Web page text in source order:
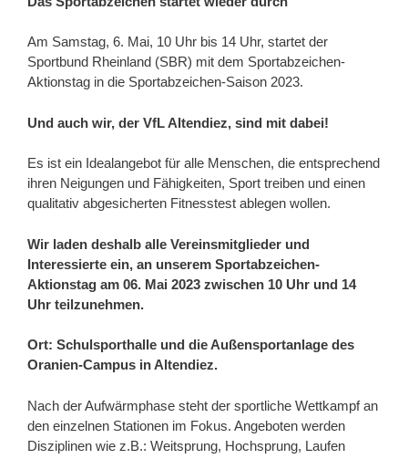
Am Samstag, 6. Mai, 10 Uhr bis 14 Uhr, startet der
Sportbund Rheinland (SBR) mit dem Sportabzeichen-
Aktionstag in die Sportabzeichen-Saison 2023.
Und auch wir, der VfL Altendiez, sind mit dabei!
Es ist ein Idealangebot für alle Menschen, die entsprechend
ihren Neigungen und Fähigkeiten, Sport treiben und einen
qualitativ abgesicherten Fitnesstest ablegen wollen.
Wir laden deshalb alle Vereinsmitglieder und
Interessierte ein, an unserem Sportabzeichen-
Aktionstag am 06. Mai 2023 zwischen 10 Uhr und 14
Uhr teilzunehmen.
Ort: Schulsporthalle und die Außensportanlage des
Oranien-Campus in Altendiez.
Nach der Aufwärmphase steht der sportliche Wettkampf an
den einzelnen Stationen im Fokus. Angeboten werden
Disziplinen wie z.B.: Weitsprung, Hochsprung, Laufen